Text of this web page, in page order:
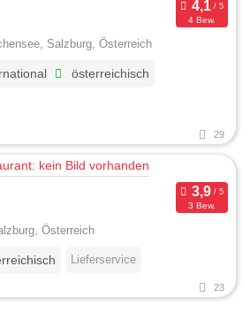
4 Bew.
Salzburg, Österreich
österreichisch
29
3 Bew.
Österreich
Lieferservice
23